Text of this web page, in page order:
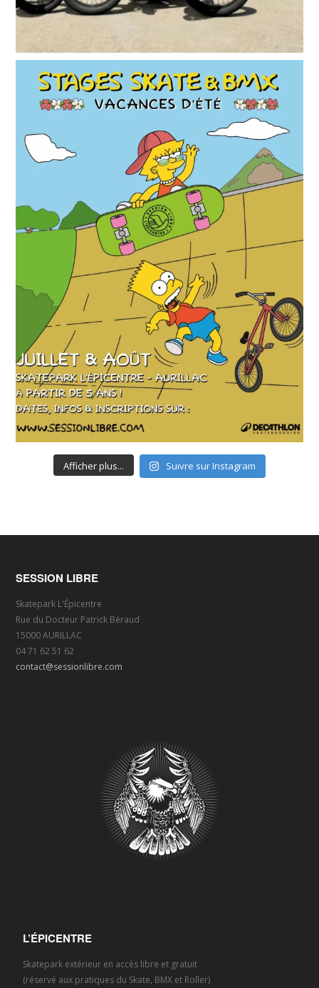
Afficher plus... Suivre sur Instagram
SESSION LIBRE
Skatepark L'Épicentre
Rue du Docteur Patrick Béraud
15000 AURILLAC
04 71 62 51 62
contact@sessionlibre.com
L’ÉPICENTRE
Skatepark extérieur en accès libre et gratuit
(réservé aux pratiques du Skate, BMX et Roller)